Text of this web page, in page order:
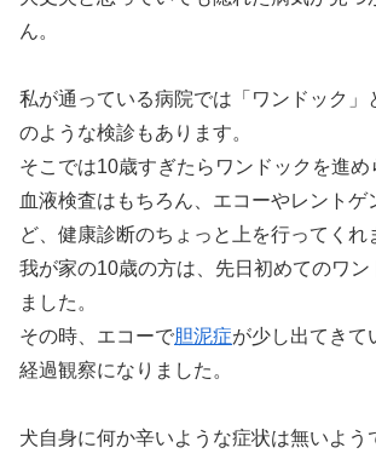
ん。
私が通っている病院では「ワンドック」
のような検診もあります。
そこでは10歳すぎたらワンドックを進め
血液検査はもちろん、エコーやレントゲ
ど、健康診断のちょっと上を行ってくれ
我が家の10歳の方は、先日初めてのワン
ました。
その時、エコーで胆泥症が少し出てきて
経過観察になりました。
犬自身に何か辛いような症状は無いよう